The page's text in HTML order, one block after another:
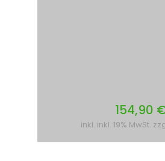
154,90
inkl. inkl. 19% MwSt.